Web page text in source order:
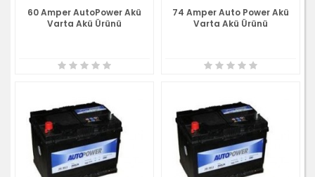
60 Amper AutoPower Akü
Varta Akü Ürünü
74 Amper Auto Power Akü
Varta Akü Ürünü